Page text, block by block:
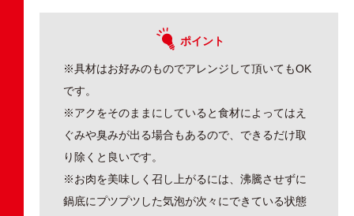
ポイント
※具材はお好みのものでアレンジして頂いてもOK
です。
※アクをそのままにしていると食材によってはえ
ぐみや臭みが出る場合もあるので、できるだけ取
り除くと良いです。
※お肉を美味しく召し上がるには、沸騰させずに
鍋底にプツプツした気泡が次々にできている状態